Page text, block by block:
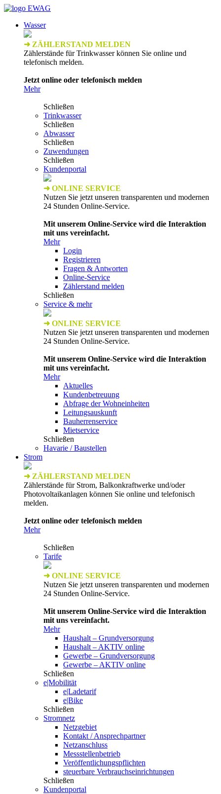
Wasser
➜ ZÄHLERSTAND MELDEN
Zählerstände für Trinkwasser können Sie online und
telefonisch melden.
Jetzt online oder telefonisch melden
Mehr
Schließen
Trinkwasser
Schließen
Abwasser
Schließen
Zuwendungen
Schließen
Kundenportal
➜ ONLINE SERVICE
Nutzen Sie jetzt unseren transparenten und modernen
24 Stunden Online-Service.
Mit unserem Online-Service wird die Interaktion
mit uns vereinfacht.
Mehr
Login
Registrieren
Fragen & Antworten
Online-Service
Zählerstand melden
Schließen
Service & mehr
➜ ONLINE SERVICE
Nutzen Sie jetzt unseren transparenten und modernen
24 Stunden Online-Service.
Mit unserem Online-Service wird die Interaktion
mit uns vereinfacht.
Mehr
Aktuelles
Kundenbetreuung
Abfrage der Wohneinheiten
Leitungsauskunft
Bauherrenservice
Mietservice
Schließen
Havarie / Baustellen
Strom
➜ ZÄHLERSTAND MELDEN
Zählerstände für Strom, Balkonkraftwerke und/oder
Photovoltaikanlagen können Sie online und telefonisch
melden.
Jetzt online oder telefonisch melden
Mehr
Schließen
Tarife
➜ ONLINE SERVICE
Nutzen Sie jetzt unseren transparenten und modernen
24 Stunden Online-Service.
Mit unserem Online-Service wird die Interaktion
mit uns vereinfacht.
Mehr
Haushalt – Grundversorgung
Haushalt – AKTIV online
Gewerbe – Grundversorgung
Gewerbe – AKTIV online
Schließen
e|Mobilität
e|Ladetarif
e|Bike
Schließen
Stromnetz
Netzgebiet
Kontakt / Ansprechpartner
Netzanschluss
Messstellenbetrieb
Veröffentlichungspflichten
steuerbare Verbrauchseinrichtungen
Schließen
Kundenportal